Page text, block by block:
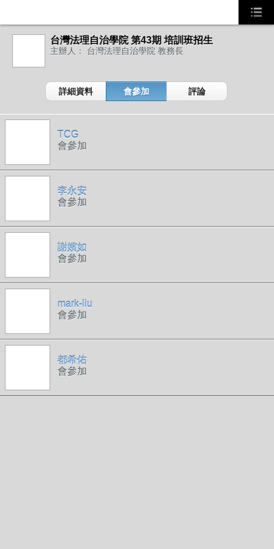
台灣法理自治學院 第43期 培訓班招生
主辦人： 台灣法理自治學院 教務長
詳細資料 會參加 評論
TCG
會參加
李永安
會參加
謝嬪如
會參加
mark-liu
會參加
都希佑
會參加